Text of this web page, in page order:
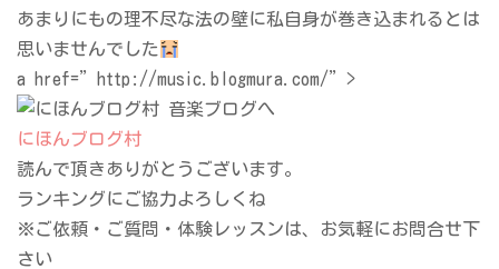
あまりにもの理不尽な法の壁に私自身が巻き込まれるとは
思いませんでした
a href=”http://music.blogmura.com/”>
にほんブログ村
読んで頂きありがとうございます。
ランキングにご協力よろしくね
※ご依頼・ご質問・体験レッスンは、お気軽にお問合せ下
さい